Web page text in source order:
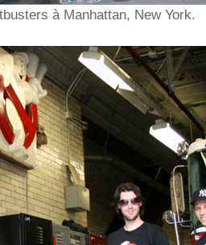
à Manhattan, New York.